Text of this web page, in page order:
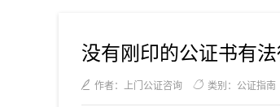
没有刚印的公证书有
作者：上门公证咨询 类别：公证指南